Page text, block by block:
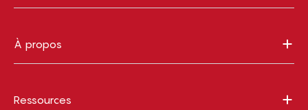
À propos
Ressources